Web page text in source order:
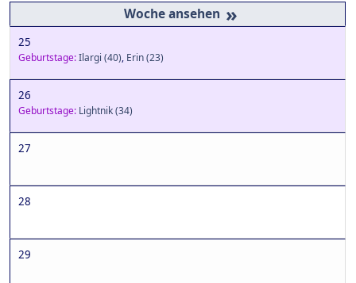
»
25
Geburtstage:Ilargi (40), Erin(23)
26
Geburtstage: Lightnik(34)
27
28
29